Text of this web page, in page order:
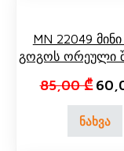
MN 22049 Მინი
Გოგოს Ორეული
85,00₾
ნახვა